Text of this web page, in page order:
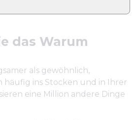
das Warum
als gewöhnlich,
häufig ins Stocken und in Ihrer
eine Million andere Dinge